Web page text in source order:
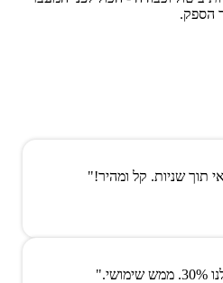
הספק.
תוך שניות. קל ומהיר!"